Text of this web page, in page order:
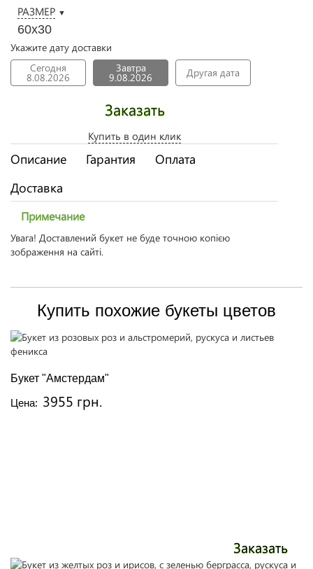
РАЗМЕР ▼
60х30
Укажите дату доставки
Сегодня
8.08.2026
Завтра
9.08.2026 Другая дата
Заказать
Купить в один клик
Описание Гарантия
Оплата
Доставка
Примечание
Увага! Доставлений букет не буде точною копією
зображення на сайті.
Купить похожие букеты цветов
Букет "Амстердам"
Цена: 3955 грн.
Заказать